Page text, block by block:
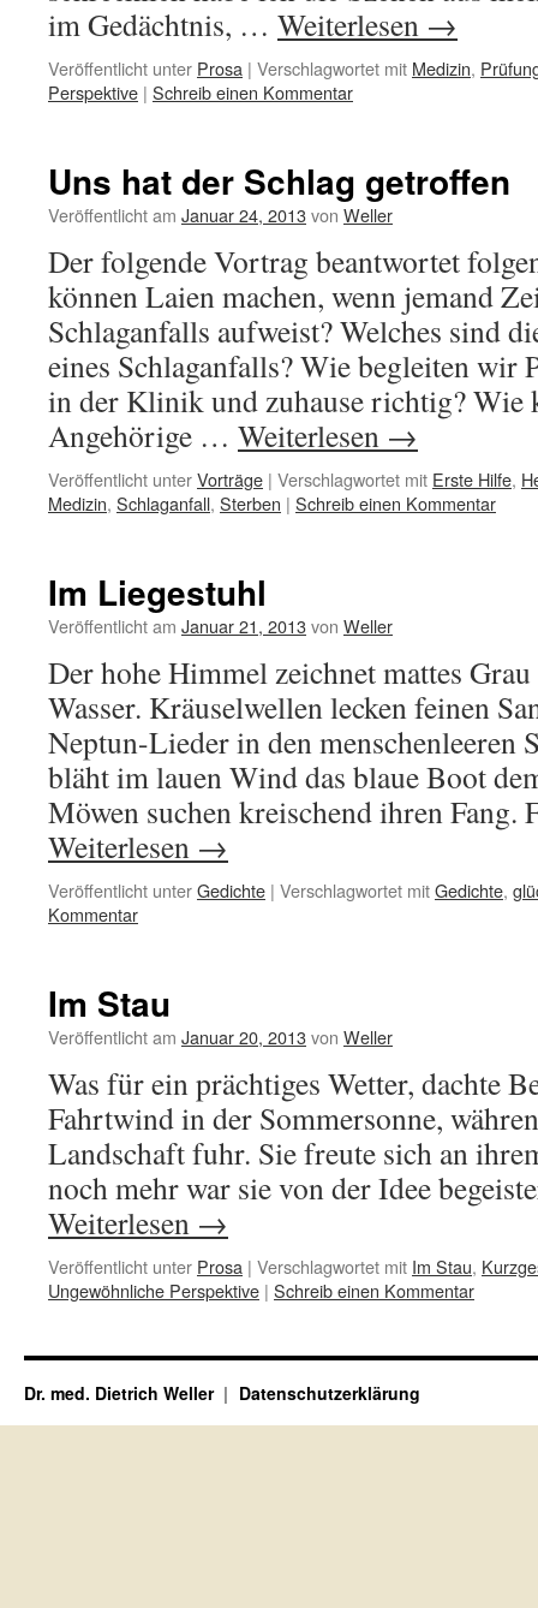
im Gedächtnis, … Weiterlesen →
Veröffentlicht unter Prosa | Verschlagwortet mit Medizin,
Perspektive | Schreib einen Kommentar
Uns hat der Schlag getroffen
Veröffentlicht am Januar 24, 2013von Weller
Der folgende Vortrag beantwortet
können Laien machen, wenn jemand
Schlaganfalls aufweist? Welches sind
eines Schlaganfalls? Wie begleiten wir
in der Klinik und zuhause richtig? Wie
Angehörige … Weiterlesen →
Veröffentlicht unterVorträge | Verschlagwortet mit Erste Hilfe,
Medizin, Schlaganfall, Sterben | Schreib einen Kommentar
Im Liegestuhl
Veröffentlicht am Januar 21, 2013von Weller
Der hohe Himmel zeichnet mattes
Wasser. Kräuselwellen lecken feinen
Neptun-Lieder in den menschenleeren
bläht im lauen Wind das blaue Boot
Möwen suchen kreischend ihren
Weiterlesen →
Veröffentlicht unterGedichte | Verschlagwortet mitGedichte,
Kommentar
Im Stau
Veröffentlicht am Januar 20, 2013von Weller
Was für ein prächtiges Wetter, dachte
Fahrtwind in der Sommersonne,
Landschaft fuhr. Sie freute sich an
noch mehr war sie von der Idee
Weiterlesen →
Veröffentlicht unter Prosa | Verschlagwortet mit Im Stau,
Ungewöhnliche Perspektive | Schreib einen Kommentar
Dr. med. Dietrich Weller Datenschutzerklärung